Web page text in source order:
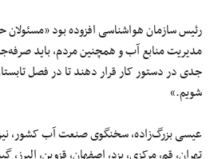
رئیس سازمان هواشناسی افزوده بود
مدیریت منابع آب و همچنین مردم، باید
جدی در دستور کار قرار دهند تا در فصل
شویم.»